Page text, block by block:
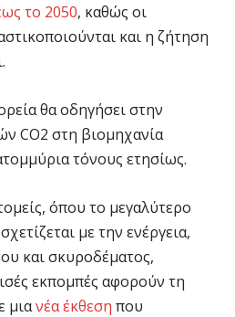
το 2050, καθώς οι
και η ζήτηση
θα οδηγήσει στην
CO2 στη βιομηχανία
τόνους ετησίως.
όπου το μεγαλύτερο
με την ενέργεια,
και σκυροδέματος,
εκπομπές αφορούν τη
μιανέα έκθεση που